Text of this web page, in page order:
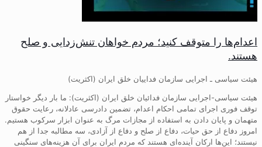
اعدام‌ها را متوقف کنید؛ مردم خواهان تنش‌زدایی و صلح
هستند.
هیئت سیاسی ـ اجرایی سازمان فداییان خلق ایران (اکثریت)
هیئت سیاسی-اجرایی سازمان فدائیان خلق ایران (اکثریت): ما بار دیگر خواستار
توقف فوری اجرای تمامی احکام اعدام، تضمین دادرسی عادلانه، رعایت حقوق
متهمان و پایان دادن به استفاده از مجازات مرگ به عنوان ابزار سرکوب هستیم.
امروز دفاع از حق حیات، دفاع از صلح و دفاع از آزادی، سه مطالبه جدا از هم
نیستند؛ این‌ها ارکان آینده‌ای هستند که مردم ایران برای آن هزینه‌های سنگینی